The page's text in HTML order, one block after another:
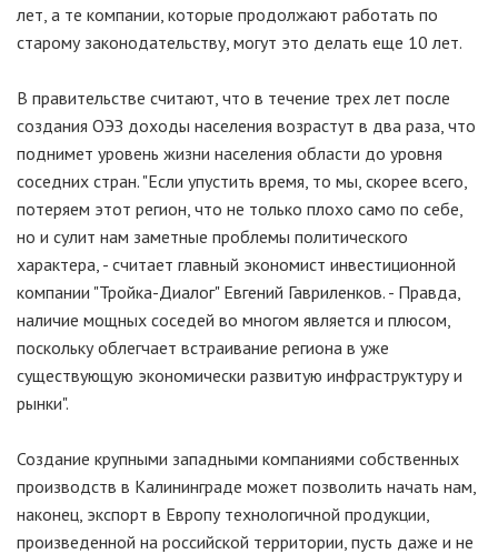
лет, а те компании, которые продолжают работать по
старому законодательству, могут это делать еще 10 лет.
В правительстве считают, что в течение трех лет после
создания ОЭЗ доходы населения возрастут в два раза, что
поднимет уровень жизни населения области до уровня
соседних стран. "Если упустить время, то мы, скорее всего,
потеряем этот регион, что не только плохо само по себе,
но и сулит нам заметные проблемы политического
характера, - считает главный экономист инвестиционной
компании "Тройка-Диалог" Евгений Гавриленков. - Правда,
наличие мощных соседей во многом является и плюсом,
поскольку облегчает встраивание региона в уже
существующую экономически развитую инфраструктуру и
рынки".
Создание крупными западными компаниями собственных
производств в Калининграде может позволить начать нам,
наконец, экспорт в Европу технологичной продукции,
произведенной на российской территории, пусть даже и не